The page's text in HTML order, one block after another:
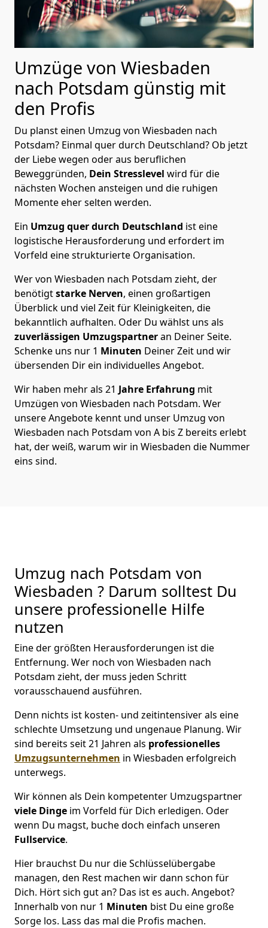
Umzüge von Wiesbaden
nach Potsdam günstig mit
den Profis
Du planst einen Umzug von Wiesbaden nach
Potsdam? Einmal quer durch Deutschland? Ob jetzt
der Liebe wegen oder aus beruflichen
Beweggründen, Dein Stresslevel wird für die
nächsten Wochen ansteigen und die ruhigen
Momente eher selten werden.
Ein Umzug quer durch Deutschland ist eine
logistische Herausforderung und erfordert im
Vorfeld eine strukturierte Organisation.
Wer von Wiesbaden nach Potsdam zieht, der
benötigtstarke Nerven, einen großartigen
Überblick und viel Zeit für Kleinigkeiten, die
bekanntlich aufhalten. Oder Du wählst uns als
zuverlässigen Umzugspartneran Deiner Seite.
Schenke uns nur 1 Minuten Deiner Zeit und wir
übersenden Dir ein individuelles Angebot.
Wir haben mehr als 21 Jahre Erfahrung mit
Umzügen von Wiesbaden nach Potsdam. Wer
unsere Angebote kennt und unser Umzug von
Wiesbaden nach Potsdam von A bis Z bereits erlebt
hat, der weiß, warum wir in Wiesbaden die Nummer
eins sind.
Umzug nach Potsdam von
Wiesbaden ? Darum solltest Du
unsere professionelle Hilfe
nutzen
Eine der größten Herausforderungen ist die
Entfernung. Wer noch von Wiesbaden nach
Potsdam zieht, der muss jeden Schritt
vorausschauend ausführen.
Denn nichts ist kosten- und zeitintensiver als eine
schlechte Umsetzung und ungenaue Planung. Wir
sind bereits seit 21 Jahren als professionelles
Umzugsunternehmen in Wiesbaden erfolgreich
unterwegs.
Wir können als Dein kompetenter Umzugspartner
viele Dinge im Vorfeld für Dich erledigen. Oder
wenn Du magst, buche doch einfach unseren
Fullservice.
Hier brauchst Du nur die Schlüsselübergabe
managen, den Rest machen wir dann schon für
Dich. Hört sich gut an? Das ist es auch. Angebot?
Innerhalb von nur 1 Minuten bist Du eine große
Sorge los. Lass das mal die Profis machen.